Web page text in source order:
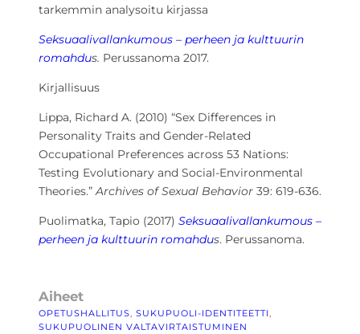
tarkemmin analysoitu kirjassa
Seksuaalivallankumous – perheen ja kulttuurin
romahdus. Perussanoma 2017.
Kirjallisuus
Lippa, Richard A. (2010) “Sex Differences in
Personality Traits and Gender-Related
Occupational Preferences across 53 Nations:
Testing Evolutionary and Social-Environmental
Theories.”Archives of Sexual Behavior 39: 619-636.
Puolimatka, Tapio (2017) Seksuaalivallankumous –
perheen ja kulttuurin romahdus. Perussanoma.
Aiheet
OPETUSHALLITUS, SUKUPUOLI-IDENTITEETTI
SUKUPUOLINEN VALTAVIRTAISTUMINEN